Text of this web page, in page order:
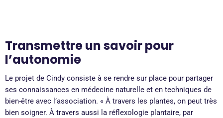
Transmettre un savoir pour
l’autonomie
Le projet de Cindy consiste à se rendre sur place pour partager
ses connaissances en médecine naturelle et en techniques de
bien-être avec l’association. « À travers les plantes, on peut très
bien soigner. À travers aussi la réflexologie plantaire, par